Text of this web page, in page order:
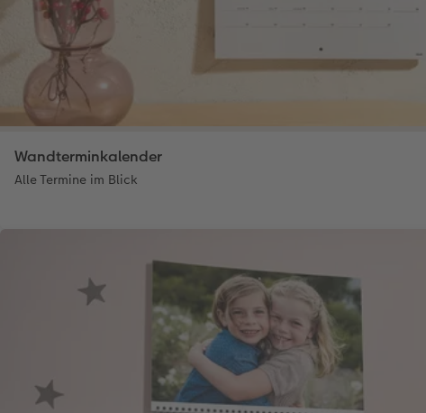
Wandterminkalender
Alle Termine im Blick